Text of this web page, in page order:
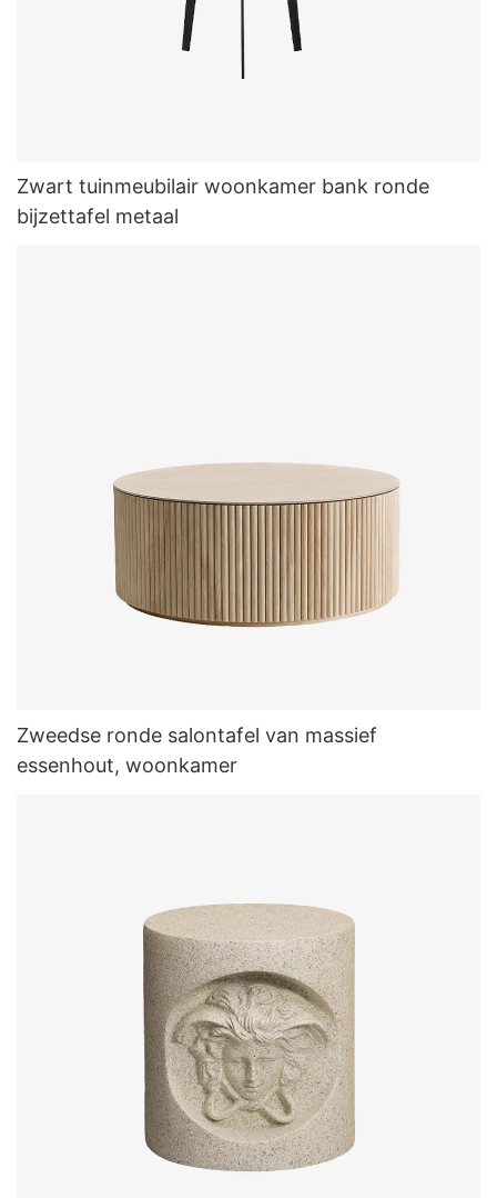
Zwart tuinmeubilair woonkamer bank ronde
bijzettafel metaal
Zweedse ronde salontafel van massief
essenhout, woonkamer